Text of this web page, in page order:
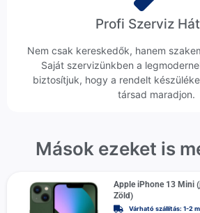
Profi Szerviz
Nem csak kereskedők, hanem
Saját szervizünkben a
biztosítjuk, hogy a rendelt
társad maradjon.
Mások ezeket is
Apple iPhone 13 Mini
Zöld)
Várható szállítás: 1-2